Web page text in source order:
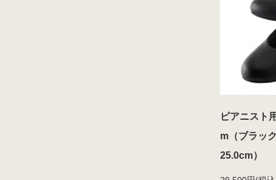
ピアニス
m（ブラッ
25.0cm）